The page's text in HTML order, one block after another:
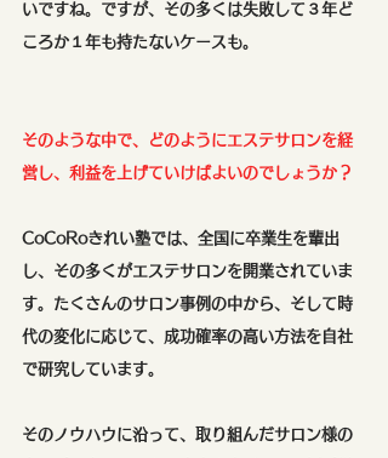
いですね。ですが、その多くは失敗して３年ど
ころか１年も持たないケースも。
そのような中で、どのようにエステサロンを経
営し、利益を上げていけばよいのでしょうか？
CoCoRoきれい塾では、全国に卒業生を輩出
し、その多くがエステサロンを開業されていま
す。たくさんのサロン事例の中から、そして時
代の変化に応じて、成功確率の高い方法を自社
で研究しています。
そのノウハウに沿って、取り組んだサロン様の